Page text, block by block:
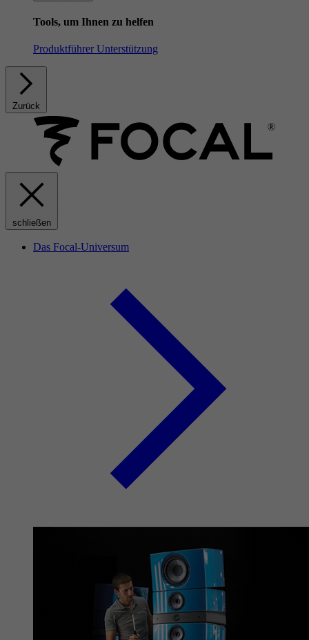
Tools, um Ihnen zu helfen
Produktführer Unterstützung
Zurück
schließen
Das Focal-Universum